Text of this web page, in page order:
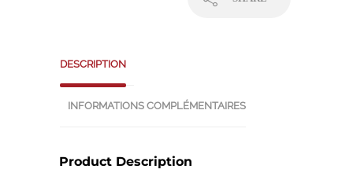
DESCRIPTION
INFORMATIONS COMPLÉMENTAIRES
Product Description